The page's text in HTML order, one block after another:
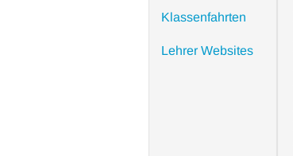
Klassenfahrten
Lehrer Websites